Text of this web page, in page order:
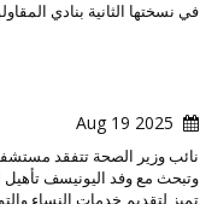
في نسختها الثانية بنادي
2025 Aug 19
نائب وزير الصحة تتفقد
وتبحث مع وفد اليونيسف
تميز لتقديم خدمات النساء